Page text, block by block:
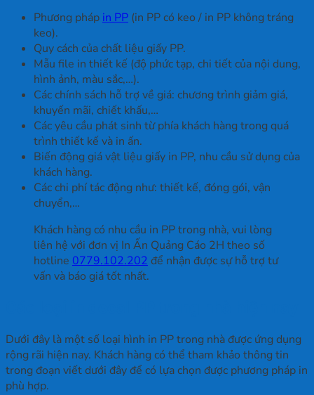
Phương phápin PP (in PP có keo / in PP không tráng
keo).
Quy cách của chất liệu giấy PP.
Mẫu file in thiết kế (độ phức tạp, chi tiết của nội dung,
hình ảnh, màu sắc,…).
Các chính sách hỗ trợ về giá: chương trình giảm giá,
khuyến mãi, chiết khấu,…
Các yêu cầu phát sinh từ phía khách hàng trong quá
trình thiết kế và in ấn.
Biến động giá vật liệu giấy in PP, nhu cầu sử dụng của
khách hàng.
Các chi phí tác động như: thiết kế, đóng gói, vận
chuyển,…
Khách hàng có nhu cầu in PP trong nhà, vui lòng
liên hệ với đơn vị In Ấn Quảng Cáo 2H theo số
hotline 0779.102.202để nhận được sự hỗ trợ tư
vấn và báo giá tốt nhất.
Dưới đây là một số loại hình in PP trong nhà được ứng dụng
rộng rãi hiện nay. Khách hàng có thể tham khảo thông tin
trong đoạn viết dưới đây để có lựa chọn được phương pháp in
phù hợp.